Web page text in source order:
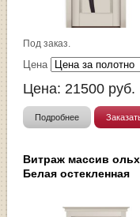
Под заказ.
Цена
Цена: 21500 руб.
Подробнее
Витраж массив
Белая остекленная